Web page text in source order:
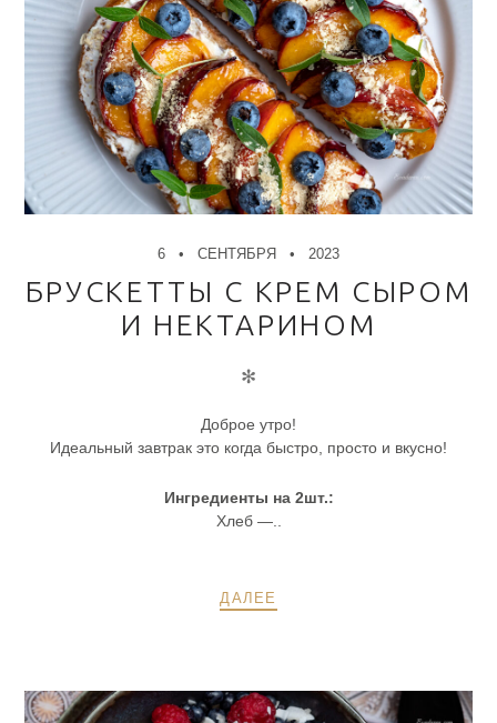
6 СЕНТЯБРЯ 2023
БРУСКЕТТЫ С КРЕМ СЫРОМ
И НЕКТАРИНОМ
✻
Доброе утро!
Идеальный завтрак это когда быстро, просто и вкусно!
Ингредиенты на 2шт.:
Хлеб —..
ДАЛЕЕ